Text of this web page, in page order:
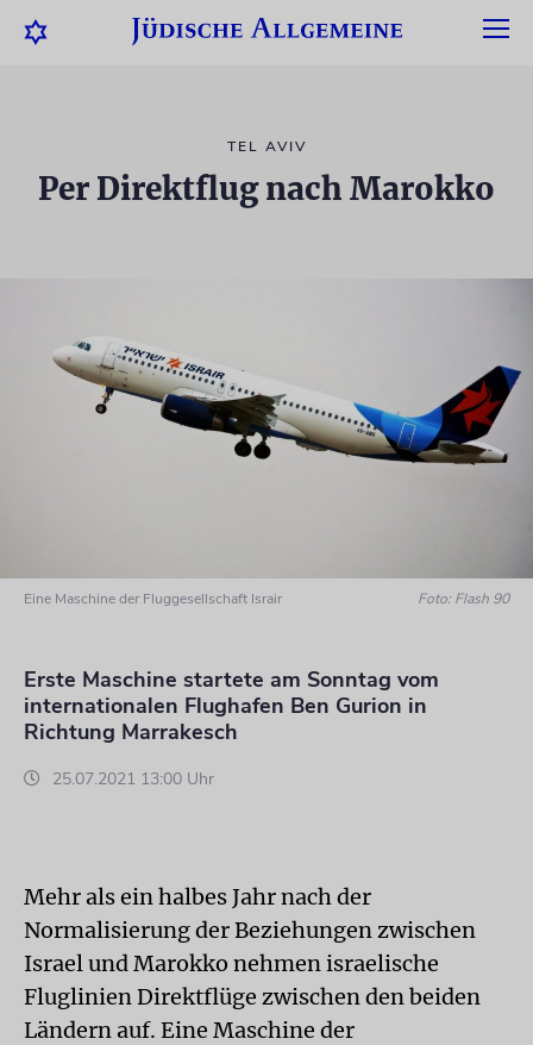
TEL AVIV
Per Direktflug nach Marokko
Eine Maschine der Fluggesellschaft Israir Foto: Flash 90
Erste Maschine startete am Sonntag vom
internationalen Flughafen Ben Gurion in
Richtung Marrakesch
25.07.2021 13:00 Uhr
Mehr als ein halbes Jahr nach der
Normalisierung der Beziehungen zwischen
Israel und Marokko nehmen israelische
Fluglinien Direktflüge zwischen den beiden
Ländern auf. Eine Maschine der